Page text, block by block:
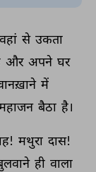
वहां से उकता
और अपने घर
में
बैठा है।
मथुरा दास!
ही वाला